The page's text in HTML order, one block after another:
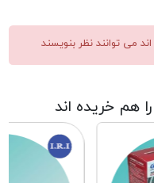
می توانند نظر بنویسند
را هم خریده اند